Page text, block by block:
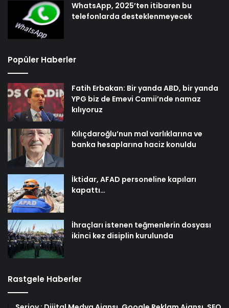
WhatsApp, 2025’ten itibaren bu
telefonlarda desteklenmeyecek
Popüler Haberler
Fatih Erbakan: Bir yanda ABD, bir yanda
YPG biz de Emevi Camii’nde namaz
kılıyoruz
Kılıçdaroğlu’nun mal varlıklarına ve
banka hesaplarına haciz konuldu
İktidar, AFAD personeline kapıları
kapattı…
İhraçları istenen teğmenlerin dosyası
ikinci kez disiplin kurulunda
Rastgele Haberler